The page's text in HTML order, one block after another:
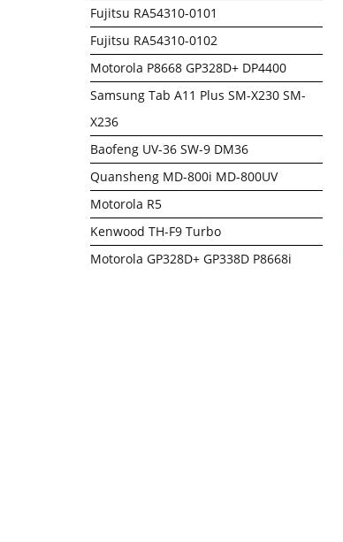
Fujitsu RA54310-0101
Fujitsu RA54310-0102
Motorola P8668 GP328D+ DP4400
Samsung Tab A11 Plus SM-X230 SM-
X236
Baofeng UV-36 SW-9 DM36
Quansheng MD-800i MD-800UV
Motorola R5
Kenwood TH-F9 Turbo
Motorola GP328D+ GP338D P8668i